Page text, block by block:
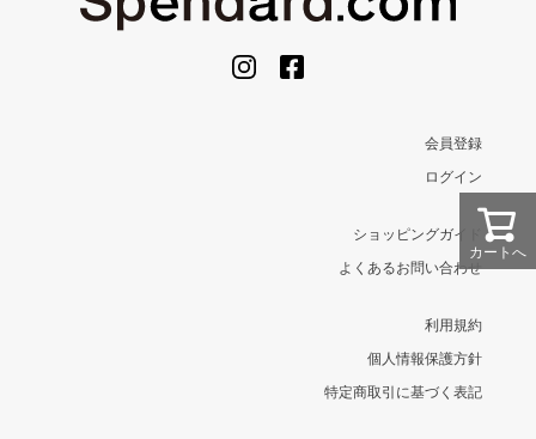
カートへ
会員登録
ログイン
ショッピングガイド
よくあるお問い合わせ
利用規約
個人情報保護方針
特定商取引に基づく表記